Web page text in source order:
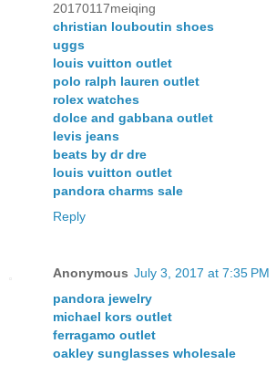
20170117meiqing
christian louboutin shoes
uggs
louis vuitton outlet
polo ralph lauren outlet
rolex watches
dolce and gabbana outlet
levis jeans
beats by dr dre
louis vuitton outlet
pandora charms sale
Reply
Anonymous July 3, 2017 at 7:35 PM
pandora jewelry
michael kors outlet
ferragamo outlet
oakley sunglasses wholesale